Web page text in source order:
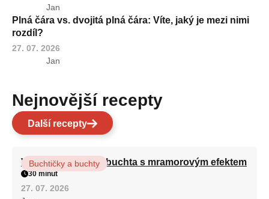
Jan
Plná čára vs. dvojitá plná čára: Víte, jaký je mezi nimi
rozdíl?
27. 07. 2026
Jan
Nejnovější recepty
Další recepty
Vláčná olejová litá buchta s mramorovým efektem
Buchtičky a buchty
30 minut
27. 07. 2026